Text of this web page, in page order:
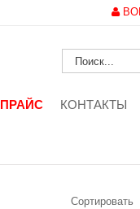
ПРАЙС КОНТАКТЫ
Сортировать